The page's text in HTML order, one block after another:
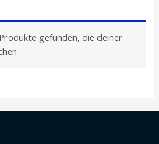
gefunden, die deiner